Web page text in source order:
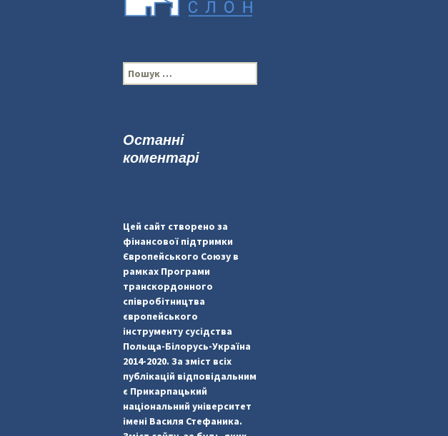
П
о
:Останні
коментарі
Цей сайт створено за
фінансової підтримки
Європейського Союзу в
рамках Програми
транскордонного
співробітництва
європейського
інструменту сусідства
Польща-Білорусь-Україна
2014-2020. За зміст всіх
публікацій відповідальним
є Прикарпацький
національний університет
імені Василя Стефаника.